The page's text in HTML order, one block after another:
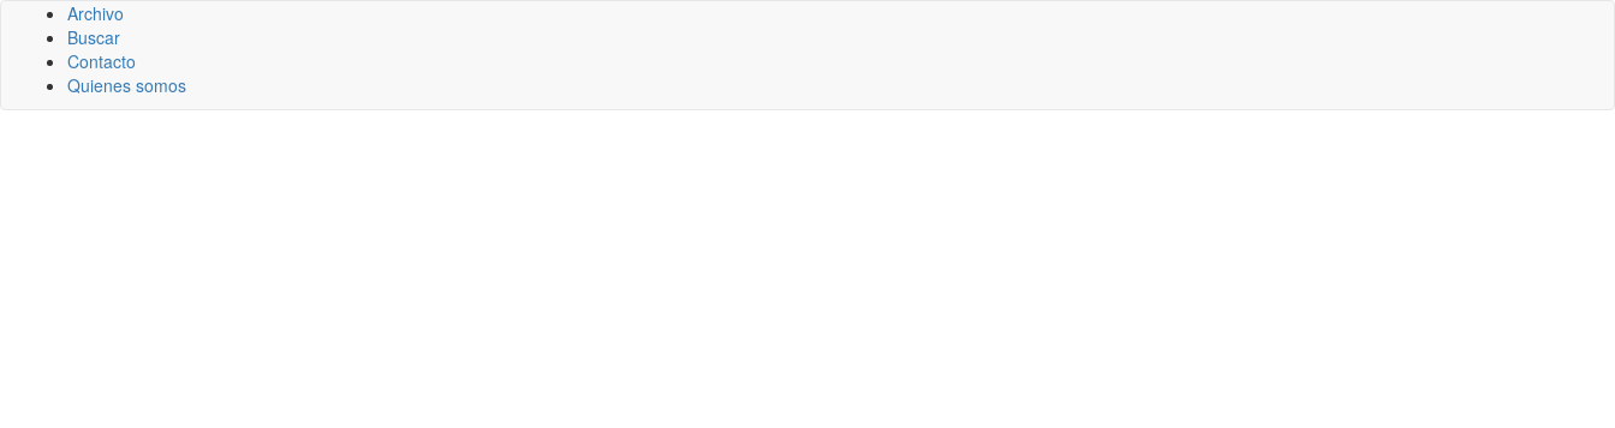
Archivo
Buscar
Contacto
Quienes somos